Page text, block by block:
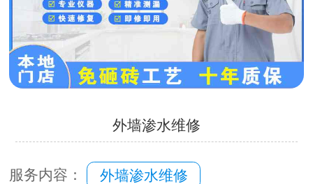
外墙渗水维修
服务内容： 外墙渗水维修